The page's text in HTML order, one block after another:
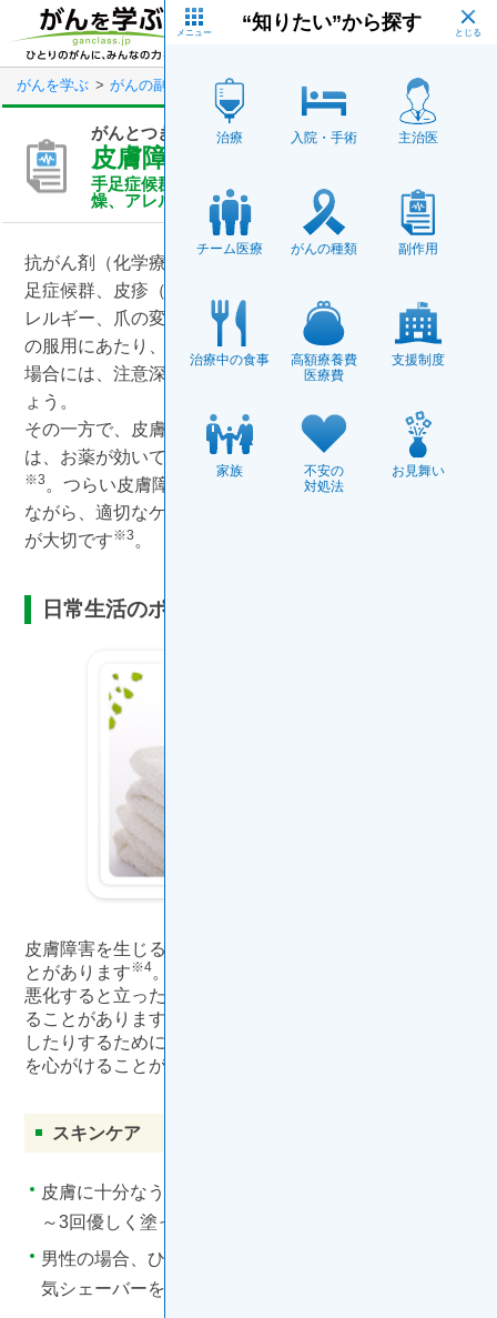
main
content
がんを学ぶ がんの副作用 がんとつきあう（がん治療の副作用）
がんとつきあう（がん治療の副作用）
皮膚障害の対処法
手足症候群、皮疹（ひしん）、色素沈着、皮膚の乾
燥、アレルギー、爪の変化など
抗がん剤（化学療法）や分子標的薬の副作用として、手
足症候群、皮疹（ひしん）、色素沈着、皮膚の乾燥、ア
レルギー、爪の変化などの皮膚障害があります
※1,2。薬
の服用にあたり、医師から副作用の可能性を説明された
場合には、注意深く皮膚の状態を観察するようにしまし
ょう。
その一方で、皮膚障害は、がんやお薬の種類によって
は、お薬が効いていることの現れだと言われています
※3 。つらい皮膚障害ですが、主治医のアドバイスを受け
ながら、適切なケアを心がけ上手に付き合っていくこと
が大切です※3 。
日常生活のポイント
皮膚障害を生じると、手元の細かな作業に困難を伴うこ
とがあります※4。手足症候群に見られるように、症状が
悪化すると立ったり歩いたりする日常動作にも影響が出
ることがあります
したりするためには、日常生活で「清潔・保湿・保護」
を心がけることが重要です
スキンケア
皮膚に十分なうるおいを与えるために、保湿剤を1日2
～3回優しく塗って保湿しましょう
男性の場合、ひげをそるときは皮膚の負担が少ない電
気シェーバーを使用しましょう
“知りたい”から探す
治療 入院・手術 主治医
チーム医療 がんの種類 副作用
治療中の食事
高額療養費
医療費
支援制度
家族
不安の
対処法
お見舞い